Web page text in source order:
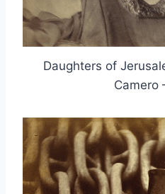
Daughters of
Camero